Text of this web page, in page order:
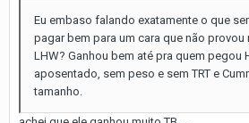
Eu embaso falando exatamente o que
pagar bem para um cara que não provou
LHW? Ganhou bem até pra quem pegou
aposentado, sem peso e sem TRT e
tamanho.